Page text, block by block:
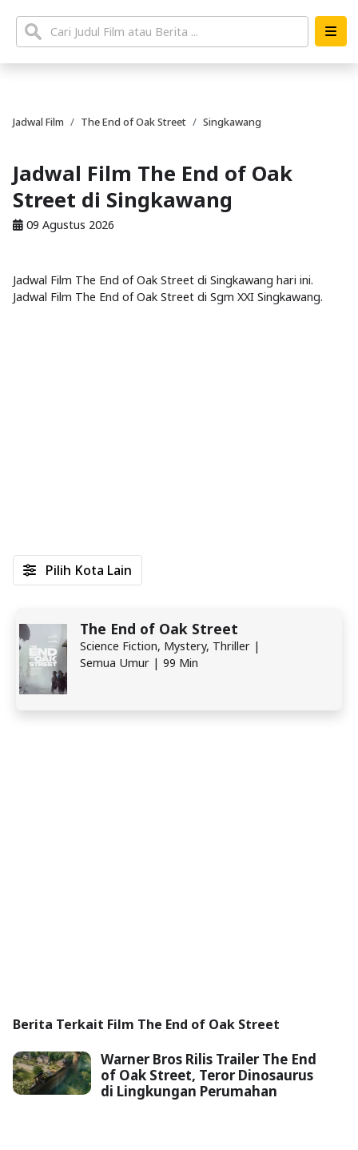
Jadwal Film The End of Oak Street Singkawang
Jadwal Film The End of Oak
Street di Singkawang
09 Agustus 2026
Jadwal Film The End of Oak Street di Singkawang hari ini.
Jadwal Film The End of Oak Street di Sgm XXI Singkawang.
The End of Oak Street
Science Fiction, Mystery, Thriller |
Semua Umur | 99 Min
Pilih Kota Lain
Berita Terkait Film The End of Oak Street
Warner Bros Rilis Trailer The End
of Oak Street, Teror Dinosaurus
di Lingkungan Perumahan